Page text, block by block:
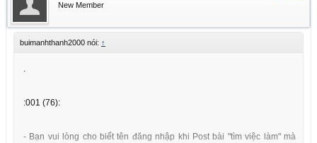
New Member
buimanhthanh2000 nói: ↑
.
:001 (76):
- Bạn vui lòng cho biết tên đăng nhập khi Post bài "tìm việc làm" mà